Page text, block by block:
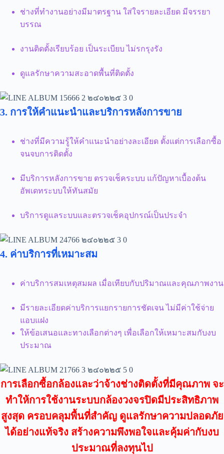
ช่างที่ทำงานอย่างมีมาตรฐาน ใส่ใจรายละเอียด มีจรรยา
บรรณ
งานติดตั้งเรียบร้อย เป็นระเบียบ ไม่รกรุงรัง
ดูแลรักษาความสะอาดพื้นที่ติดตั้ง
3. การให้คำแนะนำและบริการหลังการขาย
ช่างที่มีความรู้ให้คำแนะนำอย่างละเอียด ตั้งแต่การเลือกซื้อ
จนจบการติดตั้ง
มีบริการหลังการขาย ตรวจเช็คระบบ แก้ปัญหาเบื้องต้น
อัพเดทระบบให้ทันสมัย
บริการดูแลระบบและตรวจเช็คอุปกรณ์เป็นประจำ
4. ค่าบริการที่เหมาะสม
ค่าบริการสมเหตุสมผล เมื่อเทียบกับปริมาณและคุณภาพงาน
มีรายละเอียดค่าบริการแยกรายการชัดเจน ไม่มีค่าใช้จ่าย
แอบแฝง
ให้ข้อเสนอและทางเลือกต่างๆ เพื่อเลือกให้เหมาะสมกับงบ
ประมาณ
การเลือกซื้อกล้องและว่าจ้างช่างติดตั้งที่มีคุณภาพ จะ
ทำให้การใช้งานระบบกล้องวงจรปิดมีประสิทธิภาพ
สูงสุด ครอบคลุมพื้นที่สำคัญ ดูแลรักษาความปลอดภัย
ได้อย่างแท้จริง สร้างความพึงพอใจและคุ้มค่ากับงบ
ประมาณที่ลงทุนไป